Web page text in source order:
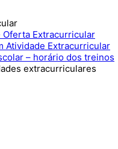
Oferta Extracurricular
Atividade Extracurricular
– horário dos treinos
extracurriculares